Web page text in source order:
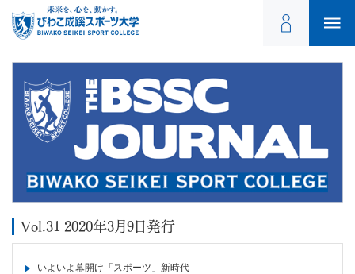
Vol.31 2020年3月9日発行
いよいよ幕開け「スポーツ」新時代